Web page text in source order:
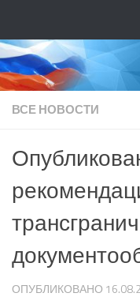
ВСЕ НОВОСТИ
ОПУБЛИКОВАНО